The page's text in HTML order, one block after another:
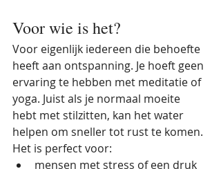
Voor wie is het?
Voor eigenlijk iedereen die behoefte
heeft aan ontspanning. Je hoeft geen
ervaring te hebben met meditatie of
yoga. Juist als je normaal moeite
hebt met stilzitten, kan het water
helpen om sneller tot rust te komen.
Het is perfect voor:
mensen met stress of een druk